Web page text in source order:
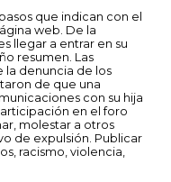
que indican con el
web. De la
llegar a entrar en su
resumen. Las
la denuncia de los
de que una
con su hija
en el foro
molestar a otros
de expulsión. Publicar
racismo, violencia,